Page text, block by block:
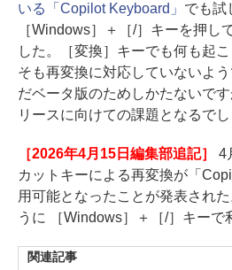
いる「Copilot Keyboard」 でも試
［Windows］＋［/］キーを押し
した。［変換］キーでも何も起
そも再変換に対応していないよ
だベータ版のためしかたないで
リースに向けての課題となるでし
［2026年4月15日編集部追記］ 4
カットキーによる再変換が「
用可能となったことが発表され
うに ［Windows］＋［/］キーで
関連記事